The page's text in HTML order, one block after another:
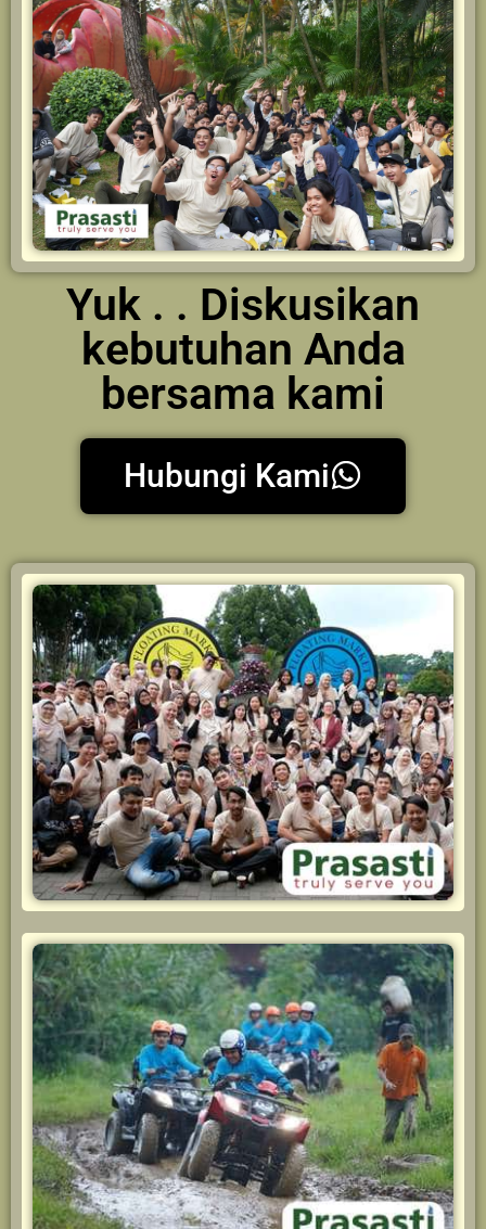
Yuk . . Diskusikan
kebutuhan Anda
bersama kami
Hubungi Kami